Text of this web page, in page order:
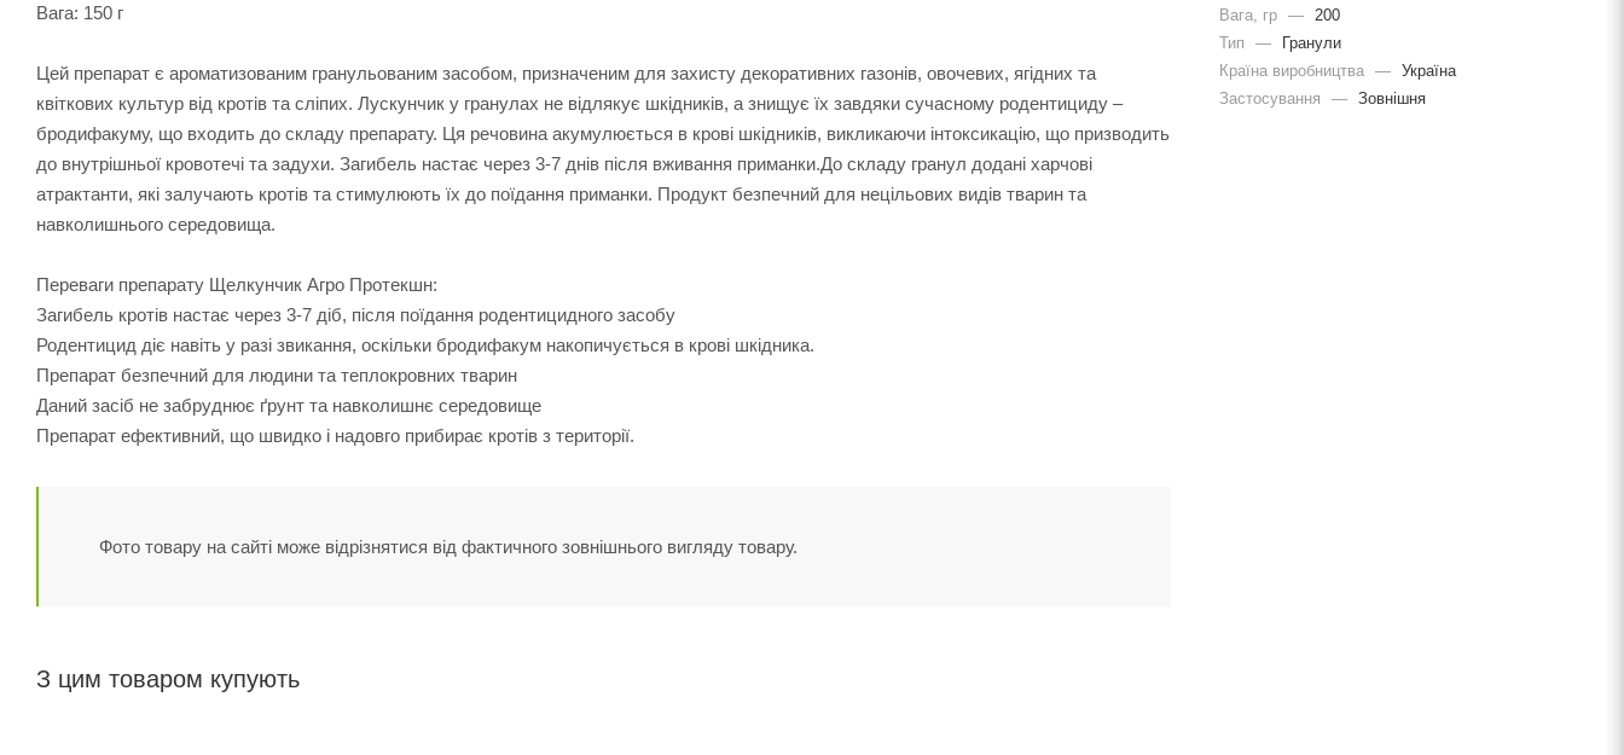
Вага: 150 г
Цей препарат є ароматизованим гранульованим засобом, призначеним для захисту декоративних газонів, овочевих, ягідних та
квіткових культур від кротів та сліпих. Лускунчик у гранулах не відлякує шкідників, а знищує їх завдяки сучасному родентициду –
бродифакуму, що входить до складу препарату. Ця речовина акумулюється в крові шкідників, викликаючи інтоксикацію, що призводить
до внутрішньої кровотечі та задухи. Загибель настає через 3-7 днів після вживання приманки.До складу гранул додані харчові
атрактанти, які залучають кротів та стимулюють їх до поїдання приманки. Продукт безпечний для нецільових видів тварин та
навколишнього середовища.
Переваги препарату Щелкунчик Агро Протекшн:
Загибель кротів настає через 3-7 діб, після поїдання родентицидного засобу
Родентицид діє навіть у разі звикання, оскільки бродифакум накопичується в крові шкідника.
Препарат безпечний для людини та теплокровних тварин
Даний засіб не забруднює ґрунт та навколишнє середовище
Препарат ефективний, що швидко і надовго прибирає кротів з території.
Фото товару на сайті може відрізнятися від фактичного зовнішнього вигляду товару.
З цим товаром купують
Вага, гр —
200
Тип
—
Гранули
Країна виробництва — Україна
Застосування
— Зовнішня